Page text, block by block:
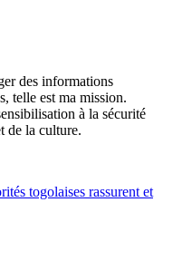
des informations
telle est ma mission.
à la sécurité
de la culture.
togolaises rassurent et